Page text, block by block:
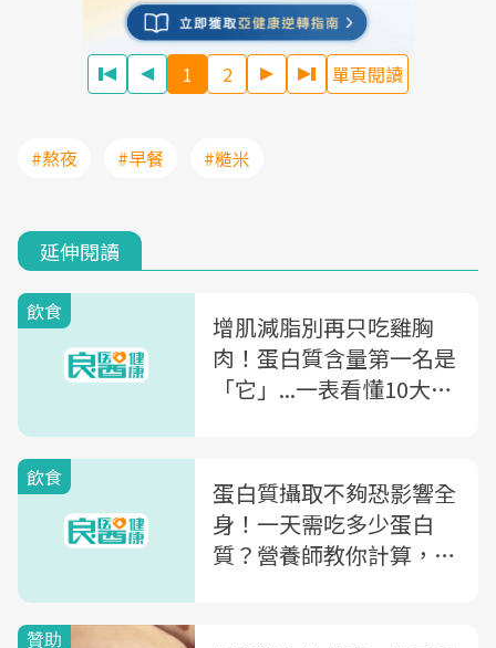
1 2 單頁閱讀
#熬夜 #早餐 #糙米
延伸閱讀
飲食
增肌減脂別再只吃雞胸
肉！蛋白質含量第一名是
「它」...一表看懂10大高
飲食
蛋白質攝取不夠恐影響全
身！一天需吃多少蛋白
質？營養師教你計算，快